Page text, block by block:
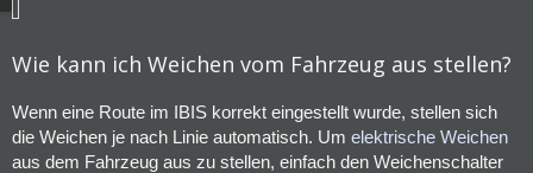
Wie kann ich Weichen vom Fahrzeug aus stellen?
Wenn eine Route im IBIS korrekt eingestellt wurde, stellen sich
die Weichen je nach Linie automatisch. Um elektrische Weichen
aus dem Fahrzeug aus zu stellen, einfach den Weichenschalter